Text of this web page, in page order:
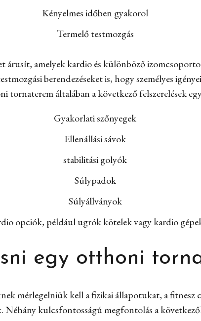
Kényelmes időben gyakorol
Termelő testmozgás
amelyek kardio és különböző
berendezéseket is, hogy személyes
tornaterem általában a következő felszerelések
Gyakorlati szőnyegek
Ellenállási sávok
stabilitási golyók
Súlypadok
Súlyállványok
opciók, például ugrók kötelek vagy kardio
egy otthoni
mérlegelniük kell a fizikai állapotukat, a fitnesz
Néhány kulcsfontosságú megfontolás a